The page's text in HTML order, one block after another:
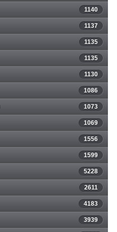
1140
1137
1135
1135
1130
1086
1073
1069
1556
1599
5228
2611
4183
3939